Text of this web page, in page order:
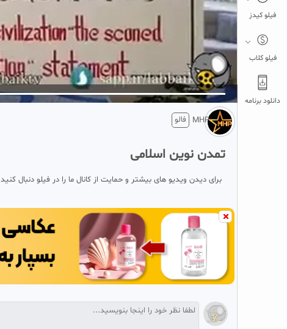
فیلو کیدز
فیلو کلاب
دانلود برنامه
تبلیغ 1 از 2
MHP فالو
تمدن نوین اسلامی
برای دیدن ویدیو های بیشتر و حمایت از کانال ما را در فیلو دنبال کنید